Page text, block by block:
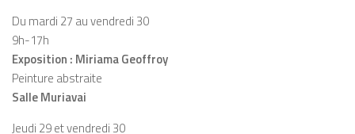
Du mardi 27 au vendredi 30
9h-17h
Exposition : Miriama Geoffroy
Peinture abstraite
Salle Muriavai
Jeudi 29 et vendredi 30